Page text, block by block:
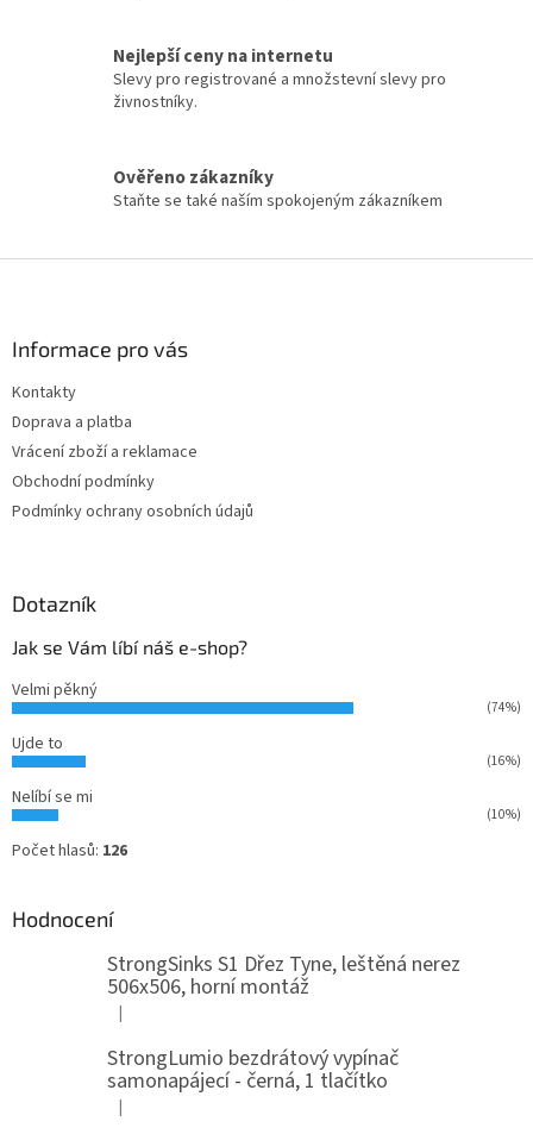
ý
p
i
Nejlepší ceny na internetu
Slevy pro registrované a množstevní slevy pro
živnostníky.
Ověřeno zákazníky
Staňte se také naším spokojeným zákazníkem
Informace pro vás
Kontakty
Doprava a platba
Vrácení zboží a reklamace
Obchodní podmínky
Podmínky ochrany osobních údajů
Dotazník
Jak se Vám líbí náš e-shop?
Velmi pěkný
(74%)
Ujde to
(16%)
Nelíbí se mi
(10%)
Počet hlasů: 126
Hodnocení
StrongSinks S1 Dřez Tyne, leštěná nerez
506x506, horní montáž
Hodnocení produktu je 5 z 5 hvězdiček.
|
StrongLumio bezdrátový vypínač
samonapájecí - černá, 1 tlačítko
Hodnocení produktu je 4 z 5 hvězdiček.
|